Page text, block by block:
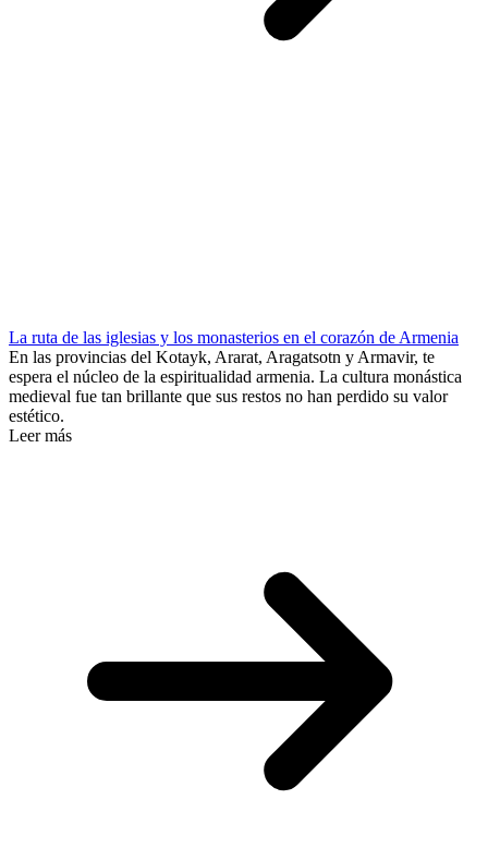
La ruta de las iglesias y los monasterios en el corazón de Armenia
En las provincias del Kotayk, Ararat, Aragatsotn y Armavir, te
espera el núcleo de la espiritualidad armenia. La cultura monástica
medieval fue tan brillante que sus restos no han perdido su valor
estético.
Leer más